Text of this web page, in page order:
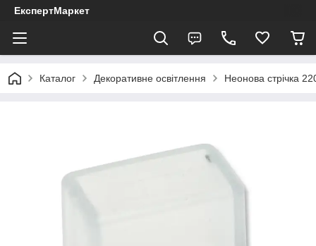
ЕкспертМаркет
Каталог Декоративне освітлення Неонова стрічка